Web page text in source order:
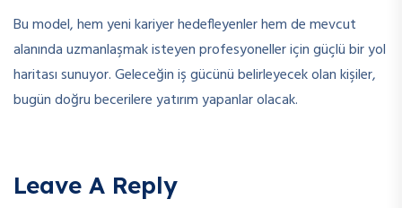
Bu model, hem yeni kariyer hedefleyenler hem de mevcut
alanında uzmanlaşmak isteyen profesyoneller için güçlü bir yol
haritası sunuyor. Geleceğin iş gücünü belirleyecek olan kişiler,
bugün doğru becerilere yatırım yapanlar olacak.
Leave A Reply